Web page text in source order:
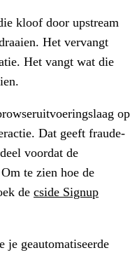
kloof door upstream
Het vervangt
Het vangt wat die
op
Dat geeft fraude-
voordat de
te zien hoe de
de cside Signup
je geautomatiseerde